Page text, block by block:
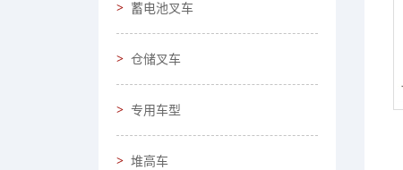
蓄电池叉车
仓储叉车
专用车型
堆高车